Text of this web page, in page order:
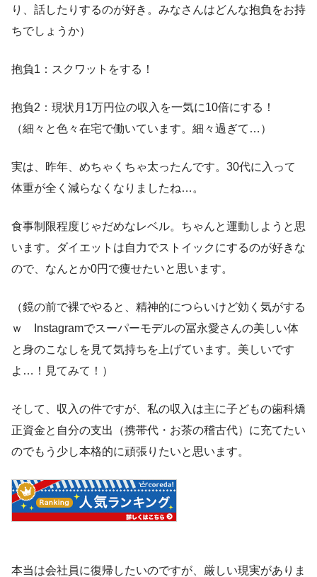
り、話したりするのが好き。みなさんはどんな抱負をお持
ちでしょうか）
抱負1：スクワットをする！
抱負2：現状月1万円位の収入を一気に10倍にする！
（細々と色々在宅で働いています。細々過ぎて…）
実は、昨年、めちゃくちゃ太ったんです。30代に入って
体重が全く減らなくなりましたね…。
食事制限程度じゃだめなレベル。ちゃんと運動しようと思
います。ダイエットは自力でストイックにするのが好きな
ので、なんとか0円で痩せたいと思います。
（鏡の前で裸でやると、精神的につらいけど効く気がする
ｗ Instagramでスーパーモデルの冨永愛さんの美しい体
と身のこなしを見て気持ちを上げています。美しいです
よ…！見てみて！）
そして、収入の件ですが、私の収入は主に子どもの歯科矯
正資金と自分の支出（携帯代・お茶の稽古代）に充てたい
のでもう少し本格的に頑張りたいと思います。
本当は会社員に復帰したいのですが、厳しい現実がありま